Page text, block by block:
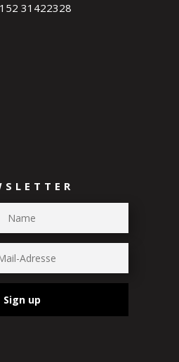
31422328
Sign up